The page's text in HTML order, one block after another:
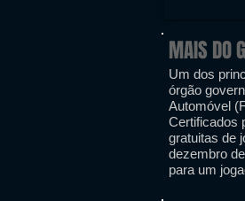
MAIS DO
Um dos
órgão
Automóvel
Certificados
gratuitas de
dezembro
para um